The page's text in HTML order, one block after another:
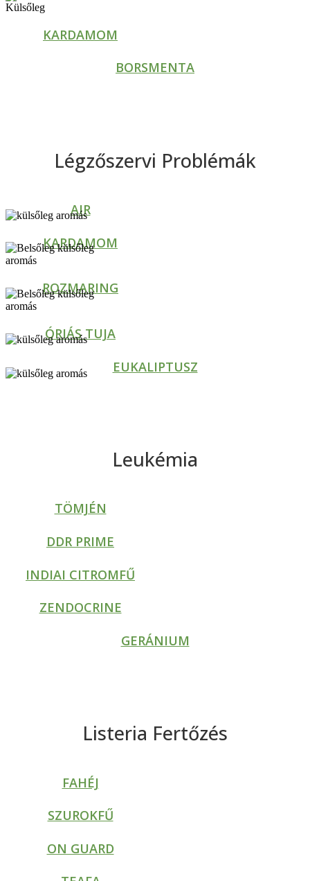
KARDAMOM
BORSMENTA
Légzőszervi Problémák
AIR
KARDAMOM
ROZMARING
ÓRIÁS TUJA
EUKALIPTUSZ
Leukémia
TÖMJÉN
DDR PRIME
INDIAI CITROMFŰ
ZENDOCRINE
GERÁNIUM
Listeria Fertőzés
FAHÉJ
SZUROKFŰ
ON GUARD